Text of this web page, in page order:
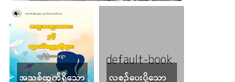
အသစ်ထွက်ရှိသော
လစဉ်ပေးပို့သော